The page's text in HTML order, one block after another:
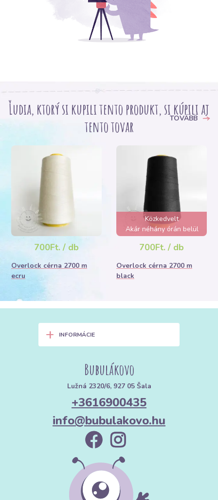
Ľudia, ktorý si kupili tento produkt, si kúpili aj
tento tovar
TOVÁBB
700Ft. / db
Overlock cérna 2700 m
ecru
Közkedvelt
Akár néhány órán belül
elfogyhat!
700Ft. / db
Overlock cérna 2700 m
black
+ INFORMÁCIE
Bubulákovo
Lužná 2320/6, 927 05 Šala
+3616900435
info@bubulakovo.hu